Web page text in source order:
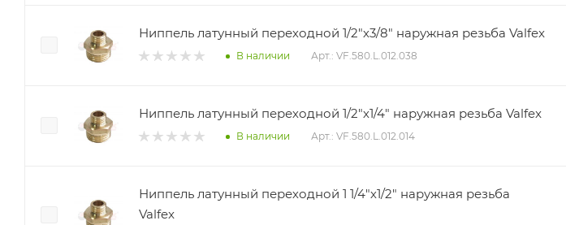
Ниппель латунный переходной 1/2"х3/8" наружная резьба Valfex
В наличии Арт.: VF.580.L.012.038
Ниппель латунный переходной 1/2"х1/4" наружная резьба Valfex
В наличии Арт.: VF.580.L.012.014
Ниппель латунный переходной 1 1/4"х1/2" наружная резьба
Valfex